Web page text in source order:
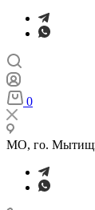
0
МО, го.